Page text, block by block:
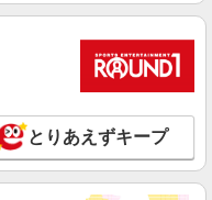
とりあえずキープ